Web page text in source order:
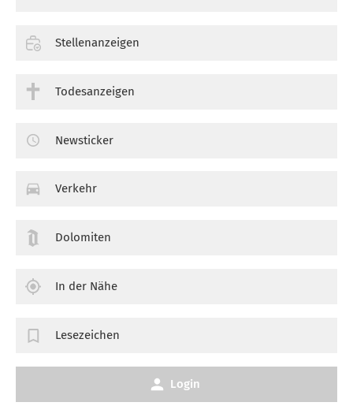
Stellenanzeigen
Todesanzeigen
Newsticker
Verkehr
Dolomiten
In der Nähe
Lesezeichen
Login